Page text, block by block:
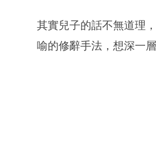
其實兒子的話不無道理
喻的修辭手法，想深一